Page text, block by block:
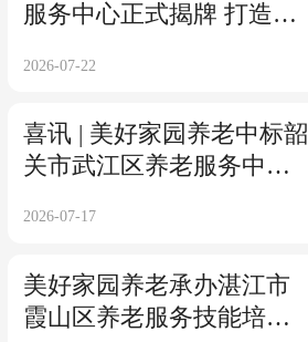
服务中心正式揭牌 打造粤
范标杆
2026-07-22
喜讯 | 美好家园养老中标韶
关市武江区养老服务中心
杆性康养综合体
2026-07-17
美好家园养老承办湛江市
霞山区养老服务技能培训